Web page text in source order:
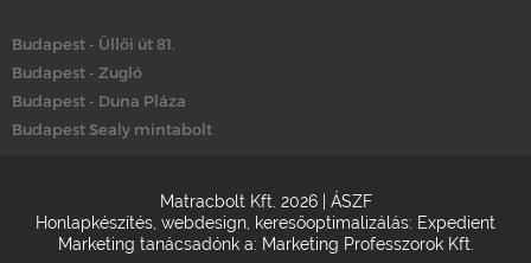
Budapest - Üllői út 81.
Budapest - Zugló
Budapest - Duna Pláza
Budapest Sealy mintabolt
Matracbolt Kft. 2026 | ÁSZF
Honlapkészítés webdesign keresőoptimalizálás: Expedient
Marketing tanácsadónk a: Marketing Professzorok Kft.